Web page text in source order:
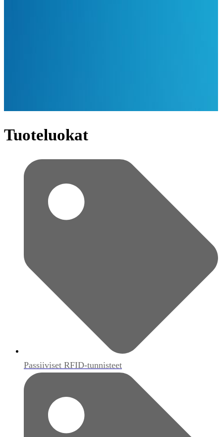
Tuoteluokat
Passiiviset RFID-tunnisteet